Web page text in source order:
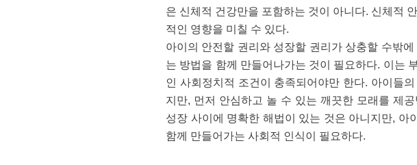
은 신체적 건강만을 포함하는 것이 아니다. 신체적
적인 영향을 미칠 수 있다.
아이의 안전할 권리와 성장할 권리가 상충할 수밖
는 방법을 함께 만들어나가는 것이 필요하다. 이는
인 사회정치적 조건이 충족되어야만 한다. 아이들
지만, 먼저 안심하고 놀 수 있는 깨끗한 모래를 제
성장 사이에 명확한 해법이 있는 것은 아니지만,
함께 만들어가는 사회적 인식이 필요하다.